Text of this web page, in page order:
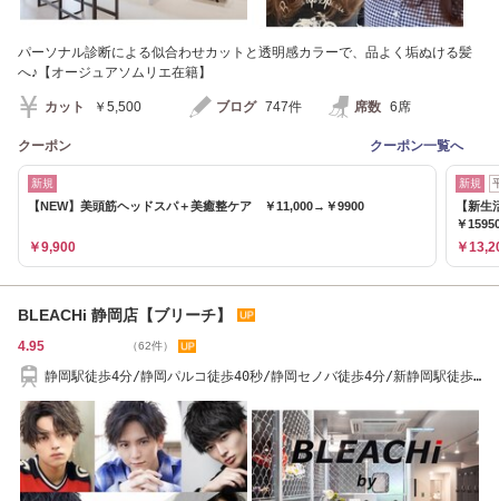
パーソナル診断による似合わせカットと透明感カラーで、品よく垢ぬける髪
へ♪【オージュアソムリエ在籍】
カット ￥5,500 ブログ 747件 席数 6席
クーポン クーポン一覧へ
新規
【NEW】美頭筋ヘッドスパ＋美癒整ケア ￥11,000→￥9900
￥9,900
新規
【新
￥
￥
BLEACHi 静岡店【ブリーチ】
4.95 （62件）
静岡駅徒歩4分/静岡パルコ徒歩40秒/静岡セノバ徒歩4分/新静岡駅徒歩4